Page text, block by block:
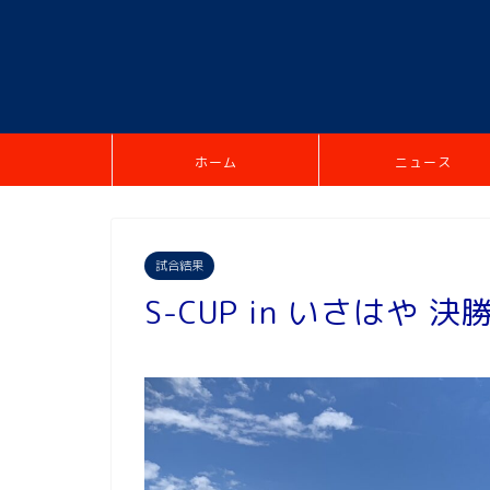
ホーム ニュース
試合結果
S-CUP in いさはや 決